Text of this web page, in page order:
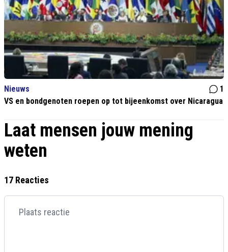
Nieuws
1
VS en bondgenoten roepen op tot bijeenkomst over Nicaragua
Laat mensen jouw mening
weten
17 Reacties